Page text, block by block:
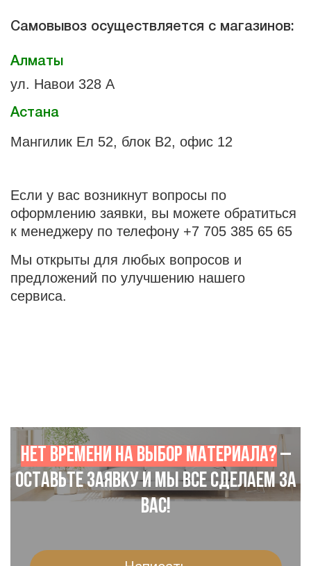
Самовывоз осуществляется с магазинов:
Алматы
ул. Навои 328 А
Астана
Мангилик Ел 52, блок В2, офис 12
Если у вас возникнут вопросы по
оформлению заявки, вы можете обратиться
к менеджеру по телефону +7 705 385 65 65
Мы открыты для любых вопросов и
предложений по улучшению нашего
сервиса.
Нет времени на выбор материала?–
Оставьте заявку и мы все сделаем за
Вас!